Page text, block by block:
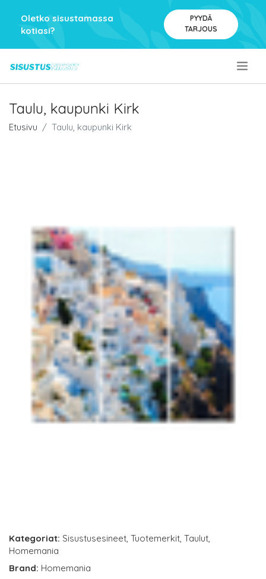
Oletko sisustamassa
kotiasi?
PYYDÄ
TARJOUS
Taulu, kaupunki Kirk
Etusivu Taulu, kaupunki Kirk
Kategoriat: Sisustusesineet, Tuotemerkit, Taulut,
Homemania
Brand: Homemania